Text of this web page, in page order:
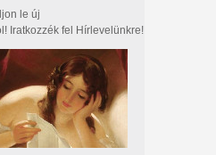
le új
Iratkozzék fel Hírlevelünkre!